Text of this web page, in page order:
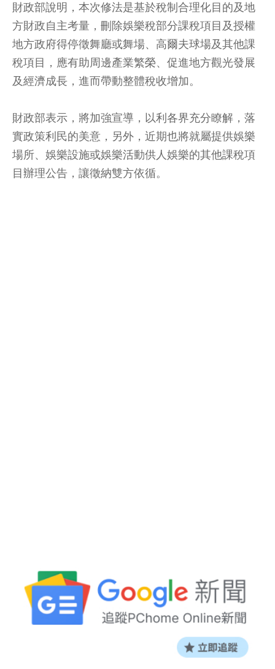
財政部說明，本次修法是基於稅制合理化目的及地
方財政自主考量，刪除娛樂稅部分課稅項目及授權
地方政府得停徵舞廳或舞場、高爾夫球場及其他課
稅項目，應有助周邊產業繁榮、促進地方觀光發展
及經濟成長，進而帶動整體稅收增加。
財政部表示，將加強宣導，以利各界充分瞭解，落
實政策利民的美意，另外，近期也將就屬提供娛樂
場所、娛樂設施或娛樂活動供人娛樂的其他課稅項
目辦理公告，讓徵納雙方依循。